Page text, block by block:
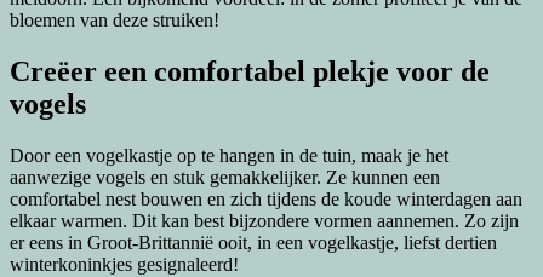
bloemen van deze struiken!
Creëer een comfortabel plekje voor de
vogels
Door een vogelkastje op te hangen in de tuin, maak je het
aanwezige vogels en stuk gemakkelijker. Ze kunnen een
comfortabel nest bouwen en zich tijdens de koude winterdagen aan
elkaar warmen. Dit kan best bijzondere vormen aannemen. Zo zijn
er eens in Groot-Brittannië ooit, in een vogelkastje, liefst dertien
winterkoninkjes gesignaleerd!